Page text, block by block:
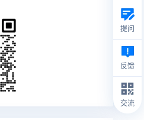
提问
反馈
交流